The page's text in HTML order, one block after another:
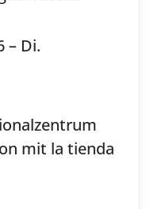
– Di.
mit la tienda